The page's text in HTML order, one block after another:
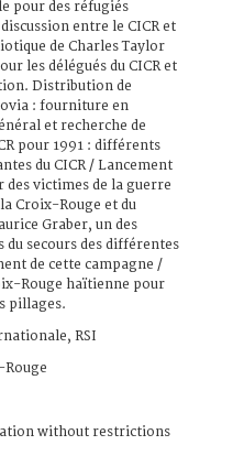
pour des réfugiés
entre le CICR et
de Charles Taylor
les délégués du CICR et
Distribution de
: fourniture en
et recherche de
pour 1991 : différents
du CICR / Lancement
des victimes de la guerre
Croix-Rouge et du
Graber, un des
du secours des différentes
de cette campagne /
Rouge haïtienne pour
pillages.
RSI
without restrictions